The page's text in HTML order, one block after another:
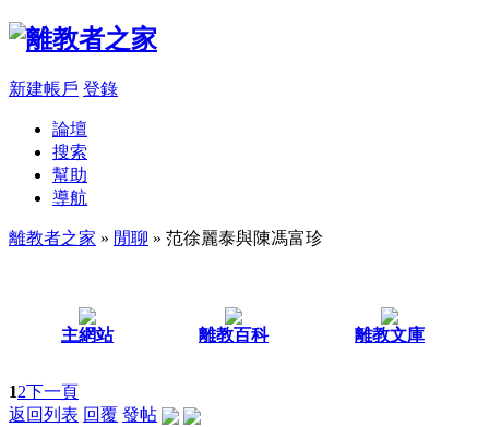
新建帳戶 登錄
論壇
搜索
幫助
導航
離教者之家 » 閒聊 » 范徐麗泰與陳馮富珍
主網站 離教百科 離教文庫
12下一頁
返回列表 回覆 發帖